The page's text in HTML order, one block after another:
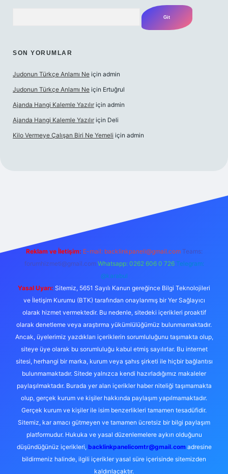
SON YORUMLAR
Judonun Türkçe Anlamı Ne için admin
Judonun Türkçe Anlamı Ne için Ertuğrul
Ajanda Hangi Kalemle Yazılır için admin
Ajanda Hangi Kalemle Yazılır için Deli
Kilo Vermeye Çalışan Biri Ne Yemeli için admin
Reklam ve İletişim: E-mail: backlinkpaneli@gmail.com Teams:
forumhizmeti@gmail.com Whatsapp: 0262 606 0 726 Telegram:
@karabul
Yasal Uyarı: Sitemiz, 5651 Sayılı Kanun gereğince Bilgi Teknolojileri
ve İletişim Kurumu (BTK) tarafından onaylanmış bir Yer Sağlayıcı
olarak hizmet vermektedir. Bu nedenle, sitedeki içerikleri proaktif
olarak denetleme veya araştırma yükümlülüğümüz bulunmamaktadır.
Ancak, üyelerimiz yazdıkları içeriklerin sorumluluğunu taşımakta olup,
siteye üye olarak bu sorumluluğu kabul etmiş sayılırlar. Bu internet
sitesi, herhangi bir marka, kurum veya şahıs şirketi ile hiçbir bağlantısı
bulunmamaktadır. Sitede yalnızca kendi hazırladığımız makaleler
paylaşılmaktadır. Burada yer alan içerikler haber niteliği taşımamakta
olup, gerçek kurum ve kişiler hakkında paylaşım yapılmamaktadır.
Gerçek kurum ve kişiler ile isim benzerlikleri tamamen tesadüfidir.
Sitemiz, kar amacı gütmeyen ve tamamen ücretsiz bir bilgi paylaşım
platformudur. Hukuka ve yasal düzenlemelere aykırı olduğunu
düşündüğünüz içerikleri, backlinkpanelicomtr@gmail.comadresine
bildirmeniz halinde, ilgili içerikler yasal süre içerisinde sitemizden
kaldırılacaktır.